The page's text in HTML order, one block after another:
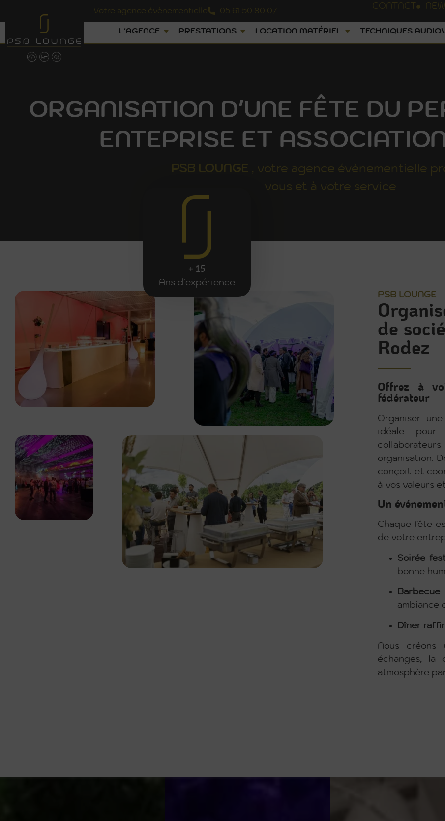
Votre agence évènementielle 05 61 50 80 07 CONTACT
L'AGENCE PRESTATIONS LOCATION MATÉRIEL TECHNIQUES
ORGANISATION D'UNE FÊTE DU
ENTEPRISE ET
PSB LOUNGE , votre agence évènementielle
vous et à votre service
+ 15
Ans d'expérience
PSB LOUNGE
de
Rodez
Offrez à
fédérateur
Organiser
idéale pour
organisation.
conçoit et
à vos valeurs
Un
Chaque fête
de votre
Soirée
bonne
ambiance
Dîner
Nous
échanges, la
atmosphère